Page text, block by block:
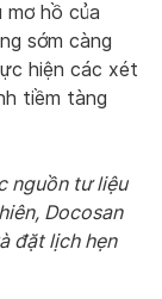
mơ hồ của
sớm càng
hiện các xét
tiềm tàng
nguồn tư liệu
Docosan
đặt lịch hẹn